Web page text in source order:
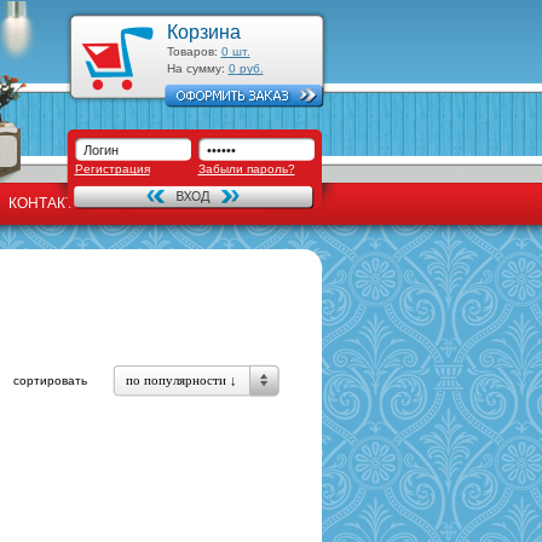
Корзина
Товаров: 0шт.
На сумму: 0руб.
Регистрация Забыли пароль?
КОНТАКТЫ
сортировать по популярности ↓